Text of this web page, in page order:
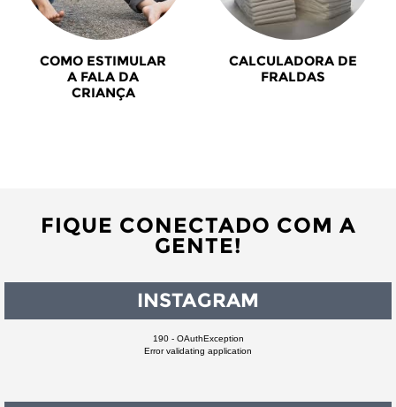
COMO ESTIMULAR
A FALA DA
CRIANÇA
CALCULADORA DE
FRALDAS
FIQUE CONECTADO COM A
GENTE!
INSTAGRAM
190 - OAuthException
Error validating application